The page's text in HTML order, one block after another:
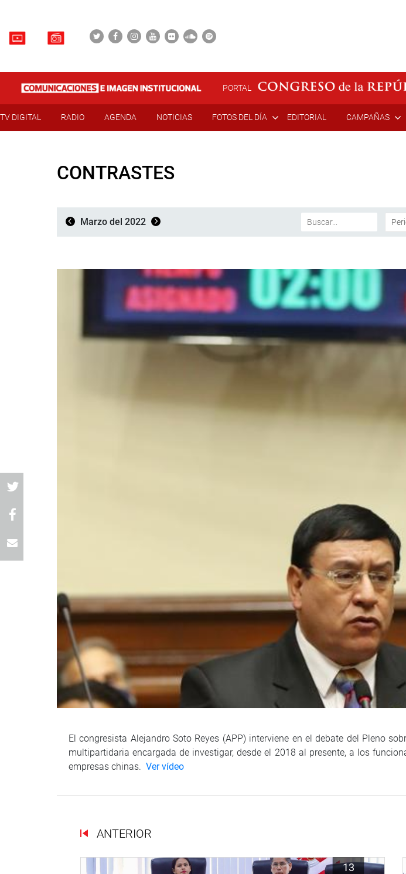
PORTAL
TV DIGITAL RADIO AGENDA NOTICIAS FOTOS DEL DÍA EDITORIAL CAMPAÑAS
CONTRASTES
Marzo del 2022
El congresista Alejandro Soto Reyes (APP) interviene en el debate del Pleno
multipartidaria encargada de investigar, desde el 2018 al presente, a los
empresas chinas. Ver vídeo
ANTERIOR
13